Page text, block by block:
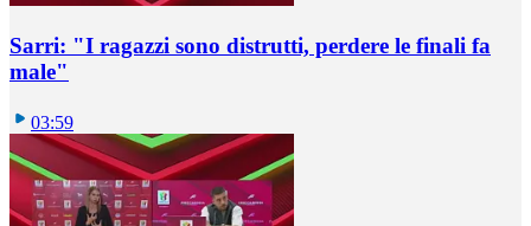
Sarri: "I ragazzi sono distrutti, perdere le finali fa
male"
03:59